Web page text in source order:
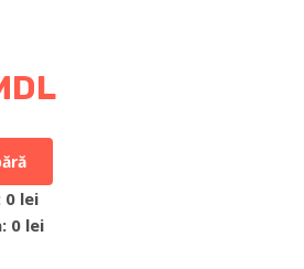
0 lei
0 lei